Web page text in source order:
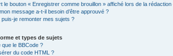
le bouton « Enregistrer comme brouillon » affiché lors de la rédaction
message a-t-il besoin d’être approuvé ?
puis-je remonter mes sujets ?
et types de sujets
que le BBCode ?
du code HTML ?